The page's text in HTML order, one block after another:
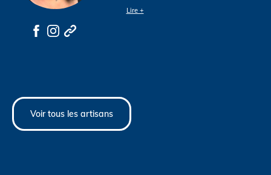
Voir tous les artisans
Lire +